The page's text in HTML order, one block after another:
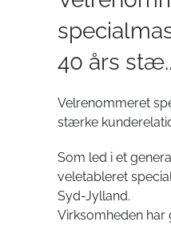
40 års
Velrenommeret
stærke
Som led i et
veletableret
Syd-Jylland.
Virksomheden